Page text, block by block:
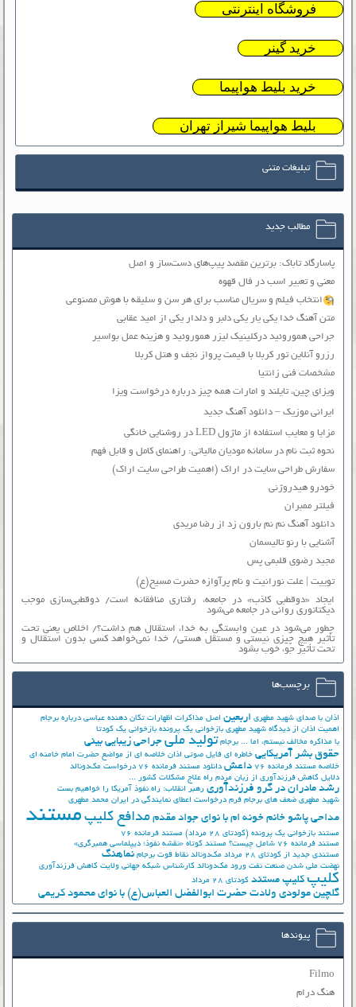
فروشگاه اینترنتی
خرید گینر
خرید بلیط هواپیما
بلیط هواپیما شیراز تهران
تبلیغات متنی
مطالب جدید
پاسارگاد تاباک: برترین مقصد پیپ‌های دست‌ساز و اصل
معنی و تعبیر اسب در فال قهوه
انتخاب فیلم و سریال مناسب برای هر سن و سلیقه با هوش مصنوعی
متن آهنگ خدا یکی یار یکی دلبر و دلدار یکی از امید عقابی
جراحی هموروئید درکلینیک لیزر هموروئید و هزینه عمل بواسیر
رزرو آنلاین تور کربلا با قیمت پرواز نجف و هتل کربلا
مشخصات فنی زانتیا
ویزای چین، تایلند و امارات همه چیز درباره درخواست ویزا
ایرانی موزیک – دانلود آهنگ جدید
مزایا و معایب استفاده از ماژول LED در روشنایی خانگی
نحوه ثبت نام در سامانه مودیان مالیاتی: راهنمای کامل و قابل فهم
سفارش طراحی سایت در اراک (اهمیت طراحی سایت اراک)
خودرو هیدروژنی
فیلتر ممبران
دانلود آهنگ نم نم بارون زد از رضا مریدی
آشنایی با رنو تالیسمان
مجید رضوی قلبمی پس
توییت | علت نورانیت و نام پرآوازه حضرت مسیح(ع)
ایجاد «دوقطبی کاذب» در جامعه، رفتاری منافقانه است/ دوقطبی‌سازی موجب
دیکتاتوری روانی در جامعه می‌شود
چطور می‌شود در عین وابستگی به خدا، استقلال هم داشت؟/ اخلاص یعنی تحت
تأثیر هیچ چیزی نیستی و مستقل هستی/ خدا نمی‌خواهد کسی بدون استقلال و
تحت تأثیر جوّ، خوب بشود
برچسب‌ها
اذان با صدای شهید مطهری اربعین اصل مذاکرات اظهارات تکان دهنده عباسی درباره برجام
اهمیت اذان از دیدگاه شهید مطهری بازخوانی یک پرونده بازخوانی یک کودتا
با مذاکره مخالف نیستم، اما ... برجام تولید ملی جراحی زیبایی بینی
حقوق بشر آمریکایی خاطره ای فایل صوتی اذان خلاصه ای از مواضع حضرت امام خامنه ای
خلاصه مستند فرمانده 76
داعش دانلود مستند فرمانده 76
درخواست مک‌دونالد
دلایل کاهش فرزندآوری از زبان مردم راه علاج مشکلات کشور ...
رشد مادران در گرو فرزندآوری رهبر انقلاب: راه نفوذ آمریکا را خواهیم بست
شهید مطهری ضعف های برجام فرم درخواست اعطای نمایندگی در ایران محمد مطهری
مداحی پاشو خانم خونه ام با نوای جواد مقدم مدافع کلیپ مستند
مستند بازخوانی یک پرونده (کودتای 28 مرداد)
مستند فرمانده 76
مستند فرمانده 76 شامل چیست؟
مستند کوتاه «نقشه نفوذ؛ دیپلماسی همبرگری»
مستندی جدید از کودتای 28 مرداد
مک‌دونالد نقاط قوت برجام نماهنگ
نهضت ملي شدن صنعت نفت ورود مک‌دونالد کارشناس شبکه جهانی ولایت کاهش فرزندآوری
کلیپ کلیپ مستند کودتای 28 مرداد
گلچین مولودی ولادت حضرت ابوالفضل العباس(ع) با نوای محمود کریمی
پیوندها
Filmo
هنگ درام